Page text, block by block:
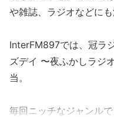
や雑誌、ラジオなどに
InterFM897では、冠ラ
ズデイ 〜夜ふかしラジ
当。
毎回ニッチなジャンル